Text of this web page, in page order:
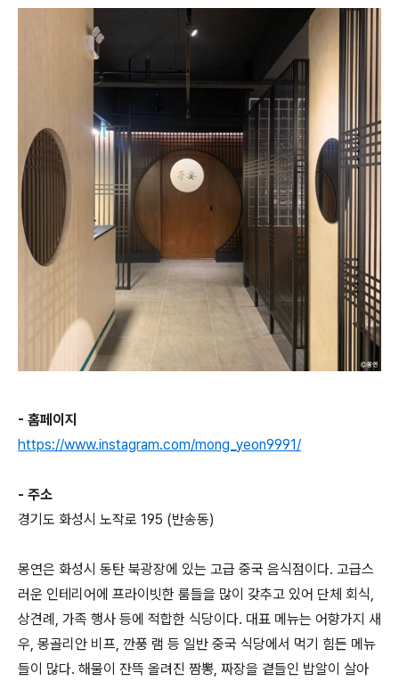
- 홈페이지
https://www.instagram.com/mong_yeon9991/
- 주소
경기도 화성시 노작로 195 (반송동)
몽연은 화성시 동탄 북광장에 있는 고급 중국 음식점이다. 고급스
러운 인테리어에 프라이빗한 룸들을 많이 갖추고 있어 단체 회식,
상견례, 가족 행사 등에 적합한 식당이다. 대표 메뉴는 어향가지 새
우, 몽골리안 비프, 깐풍 램 등 일반 중국 식당에서 먹기 힘든 메뉴
들이 많다. 해물이 잔뜩 올려진 짬뽕, 짜장을 곁들인 밥알이 살아